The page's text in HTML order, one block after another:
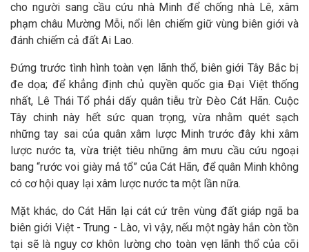
cho người sang cầu cứu nhà Minh để chống nhà Lê, xâm
phạm châu Mường Mỗi, nổi lên chiếm giữ vùng biên giới và
đánh chiếm cả đất Ai Lao.
Đứng trước tình hình toàn vẹn lãnh thổ, biên giới Tây Bắc bị
đe dọa; để khẳng định chủ quyền quốc gia Đại Việt thống
nhất, Lê Thái Tổ phải dấy quân tiễu trừ Đèo Cát Hãn. Cuộc
Tây chinh này hết sức quan trọng, vừa nhằm quét sạch
những tay sai của quân xâm lược Minh trước đây khi xâm
lược nước ta, vừa triệt tiêu những âm mưu cầu cứu ngoại
bang “rước voi giày mả tổ” của Cát Hãn, để quân Minh không
có cơ hội quay lại xâm lược nước ta một lần nữa.
Mặt khác, do Cát Hãn lại cát cứ trên vùng đất giáp ngã ba
biên giới Việt - Trung - Lào, vì vậy, nếu một ngày hắn còn tồn
tại sẽ là nguy cơ khôn lường cho toàn vẹn lãnh thổ của cõi